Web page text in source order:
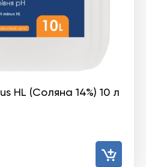
HL (Соляна 14%) 10 л